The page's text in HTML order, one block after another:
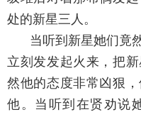
处的新星三人。
当听到新星她们竟
立刻发发起火来，把
然他的态度非常凶狠
他。当听到在贤劝说